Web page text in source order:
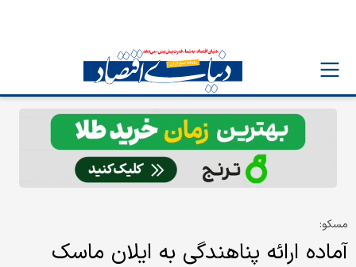
مسکو:
آماده ارائه پناهندگی به ایلان ماسک